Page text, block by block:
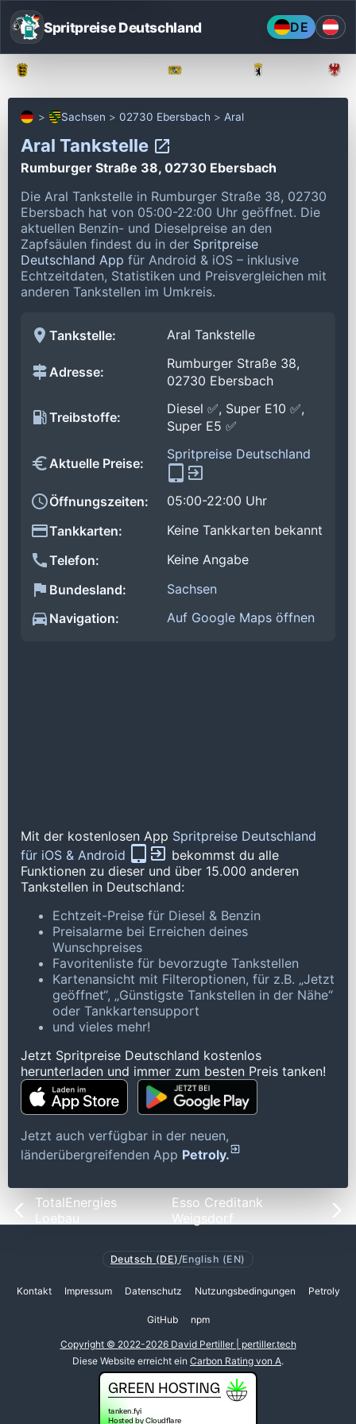
Spritpreise Deutschland DE
Sachsen 02730 Ebersbach Aral
Aral Tankstelle
Rumburger Straße 38, 02730 Ebersbach
Die Aral Tankstelle in Rumburger Straße 38, 02730
Ebersbach hat von 05:00-22:00 Uhr geöffnet. Die
aktuellen Benzin- und Dieselpreise an den
Zapfsäulen findest du in der Spritpreise
Deutschland App für Android & iOS – inklusive
Echtzeitdaten, Statistiken und Preisvergleichen mit
anderen Tankstellen im Umkreis.
Tankstelle: Aral Tankstelle
Adresse:
Rumburger Straße 38,
02730 Ebersbach
Treibstoffe:
Diesel ✅, Super E10 ✅,
Super E5 ✅
Aktuelle Preise:
Spritpreise Deutschland
Öffnungszeiten:
05:00-22:00 Uhr
Tankkarten:
Keine Tankkarten bekannt
Telefon:
Keine Angabe
Bundesland:
Sachsen
Navigation:
Auf Google Maps öffnen
Mit der kostenlosen App Spritpreise Deutschland
für iOS & Android
bekommst du alle
Funktionen zu dieser und über 15.000 anderen
Tankstellen in Deutschland:
Echtzeit-Preise für Diesel & Benzin
Preisalarme bei Erreichen deines
Wunschpreises
Favoritenliste für bevorzugte Tankstellen
Kartenansicht mit Filteroptionen, für z.B. „Jetzt
geöffnet“, „Günstigste Tankstellen in der Nähe“
oder Tankkartensupport
und vieles mehr!
Jetzt Spritpreise Deutschland kostenlos
herunterladen und immer zum besten Preis tanken!
Jetzt auch verfügbar in der neuen,
länderübergreifenden App Petroly.
TotalEnergies
Loebau
Esso Creditank
Weigsdorf
Deutsch (DE) /English (EN)
Kontakt Impressum Datenschutz Nutzungsbedingungen Petroly
GitHub npm
Copyright © 2022-2026 David Pertiller | pertiller.tech
Diese Website erreicht ein Carbon Rating von A.